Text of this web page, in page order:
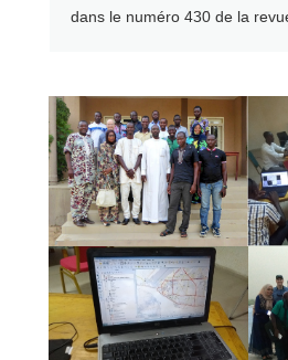
dans le numéro 430 de la